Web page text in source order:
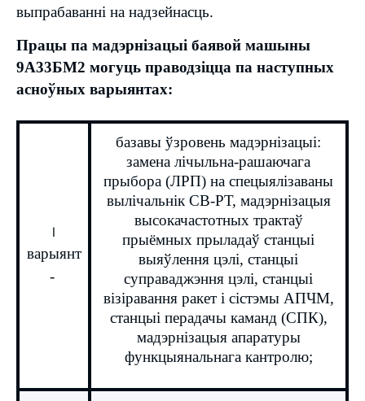
выпрабаванні на надзейнасць.
Працы па мадэрнізацыі баявой машыны
9А33БМ2 могуць праводзіцца па наступных
асноўных варыянтах:
I
варыянт
-
базавы ўзровень мадэрнізацыі:
замена лічыльна-рашаючага
прыбора (ЛРП) на спецыялізаваны
вылічальнік СВ-РТ, мадэрнізацыя
высокачастотных трактаў
прыёмных прыладаў станцыі
выяўлення цэлі, станцыі
суправаджэння цэлі, станцыі
візіравання ракет і сістэмы АПЧМ,
станцыі перадачы каманд (СПК),
мадэрнізацыя апаратуры
функцыянальнага кантролю;